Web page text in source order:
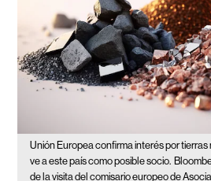
Unión Europea confirma interés por
ve a este país como posible socio.
de la visita del comisario europeo de